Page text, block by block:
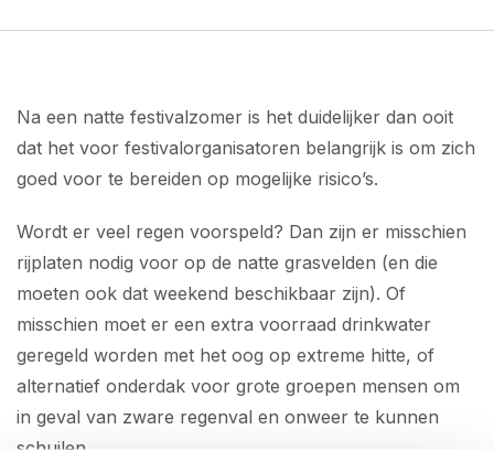
Na een natte festivalzomer is het duidelijker dan ooit
dat het voor festivalorganisatoren belangrijk is om zich
goed voor te bereiden op mogelijke risico’s.
Wordt er veel regen voorspeld? Dan zijn er misschien
rijplaten nodig voor op de natte grasvelden (en die
moeten ook dat weekend beschikbaar zijn). Of
misschien moet er een extra voorraad drinkwater
geregeld worden met het oog op extreme hitte, of
alternatief onderdak voor grote groepen mensen om
in geval van zware regenval en onweer te kunnen